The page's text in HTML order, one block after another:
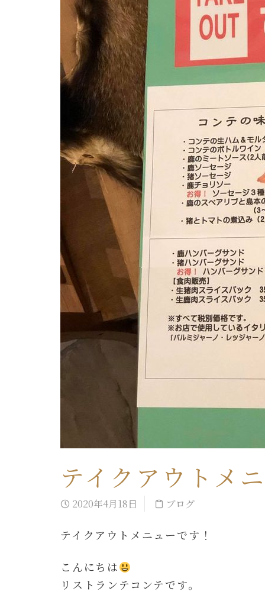
テイクアウトメ
2020年4月18日 ブログ
テイクアウトメニューです！
こんにちは
リストランテコンテです。